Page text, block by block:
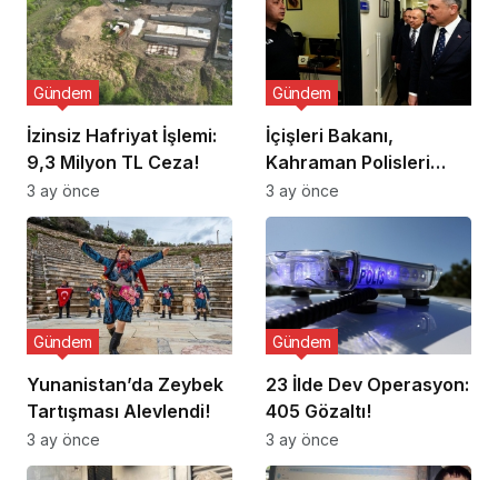
İzinsiz Hafriyat İşlemi:
9,3 Milyon TL Ceza!
Gündem
3 ay önce
İçişleri Bakanı,
Kahraman Polisleri
Ziyaret Etti
Gündem
3 ay önce
Yunanistan’da Zeybek
Tartışması Alevlendi!
Gündem
3 ay önce
23 İlde Dev Operasyon:
405 Gözaltı!
Gündem
3 ay önce